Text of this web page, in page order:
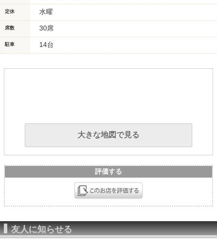
定休 水曜
席数 30席
駐車 14台
大きな地図で見る
評価する
友人に知らせる